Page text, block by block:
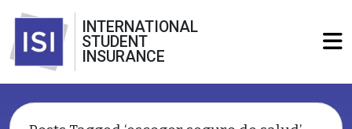
INTERNATIONAL
STUDENT
INSURANCE